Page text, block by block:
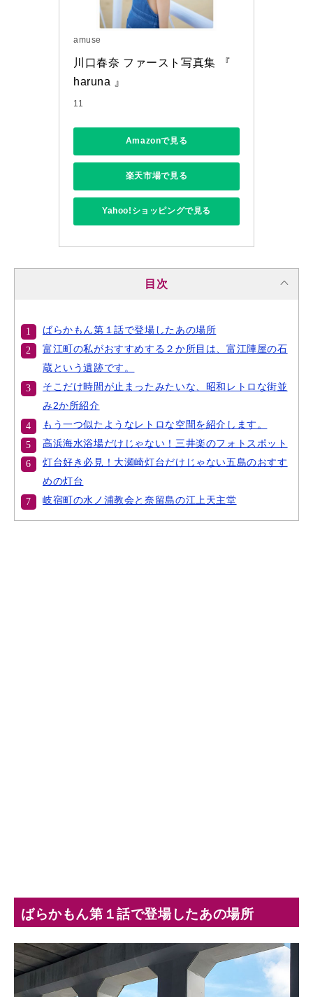
amuse
川口春奈 ファースト写真集 『
haruna 』
11
Amazonで見る
楽天市場で見る
Yahoo!ショッピングで見る
目次
ばらかもん第１話で登場したあの場所
富江町の私がおすすめする２か所目は、富江陣屋の石
蔵という遺跡です。
そこだけ時間が止まったみたいな、昭和レトロな街並
み2か所紹介
もう一つ似たようなレトロな空間を紹介します。
高浜海水浴場だけじゃない！三井楽のフォトスポット
灯台好き必見！大瀬崎灯台だけじゃない五島のおすす
めの灯台
岐宿町の水ノ浦教会と奈留島の江上天主堂
ばらかもん第１話で登場したあの場所